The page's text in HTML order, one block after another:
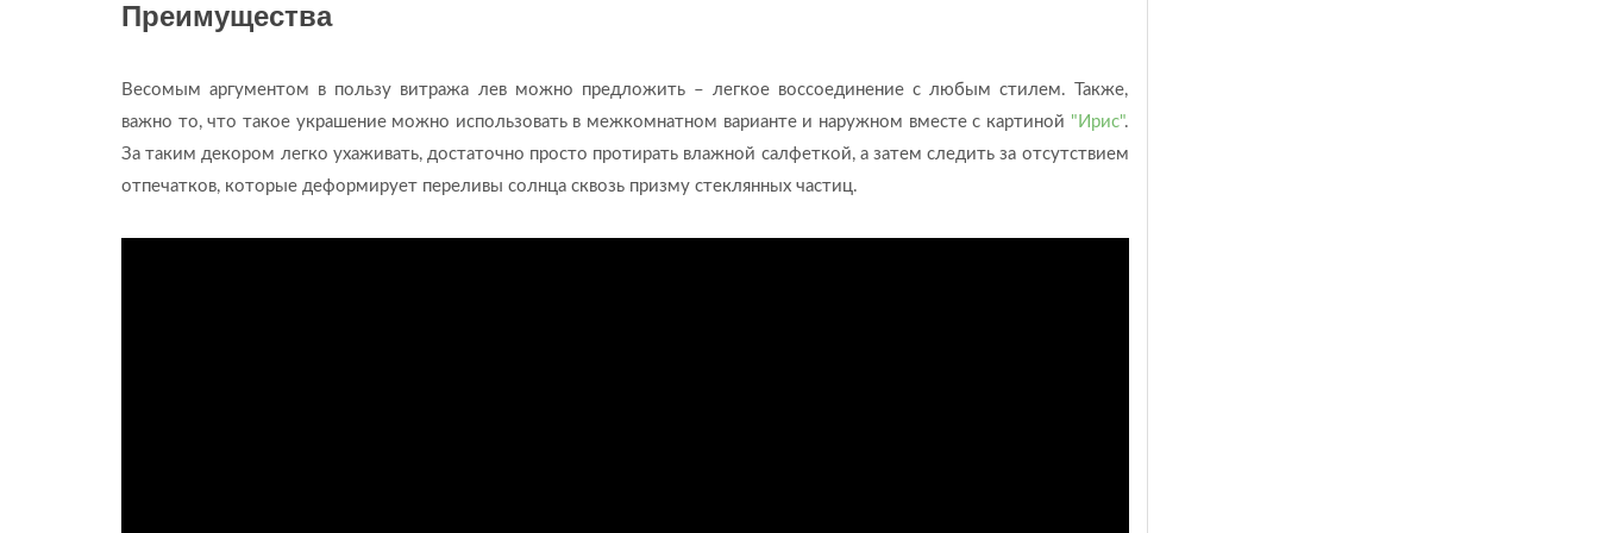
Преимущества
Весомым аргументом в пользу витража лев можно предложить – легкое воссоединение с любым стилем. Также,
важно то, что такое украшение можно использовать в межкомнатном варианте и наружном вместе с картиной "Ирис".
За таким декором легко ухаживать, достаточно просто протирать влажной салфеткой, а затем следить за отсутствием
отпечатков, которые деформирует переливы солнца сквозь призму стеклянных частиц.